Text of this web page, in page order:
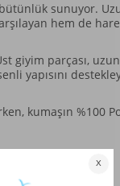
sunuyor.
hem de
giyim parçası,
yapısını
kumaşın %100